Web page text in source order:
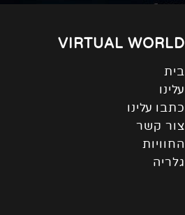
VIRTUAL WORLD
בית
עלינו
כתבו עלינו
צור קשר
החוויות
גלריה